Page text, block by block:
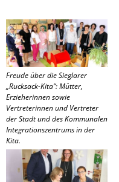
Freude über die Sieglarer
„Rucksack-Kita“: Mütter,
Erzieherinnen sowie
Vertreterinnen und Vertreter
der Stadt und des Kommunalen
Integrationszentrums in der
Kita.